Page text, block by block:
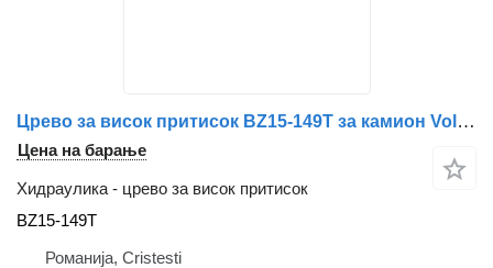
Црево за висок притисок BZ15-149T за камион Volvo FM7
Цена на барање
Хидраулика - црево за висок притисок
BZ15-149T
Романија, Cristesti